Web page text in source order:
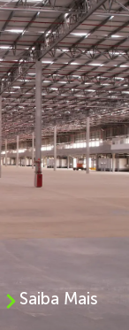
Saiba Mais